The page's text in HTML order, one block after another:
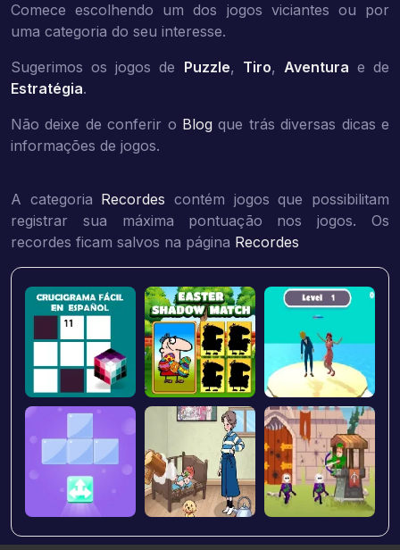
Comece escolhendo um dos jogos viciantes ou por
uma categoria do seu interesse.
Sugerimos os jogos de Puzzle, Tiro, Aventura e de
Estratégia.
Não deixe de conferir o Blog que trás diversas dicas e
informações de jogos.
A categoria Recordes contém jogos que possibilitam
registrar sua máxima pontuação nos jogos. Os
recordes ficam salvos na página Recordes